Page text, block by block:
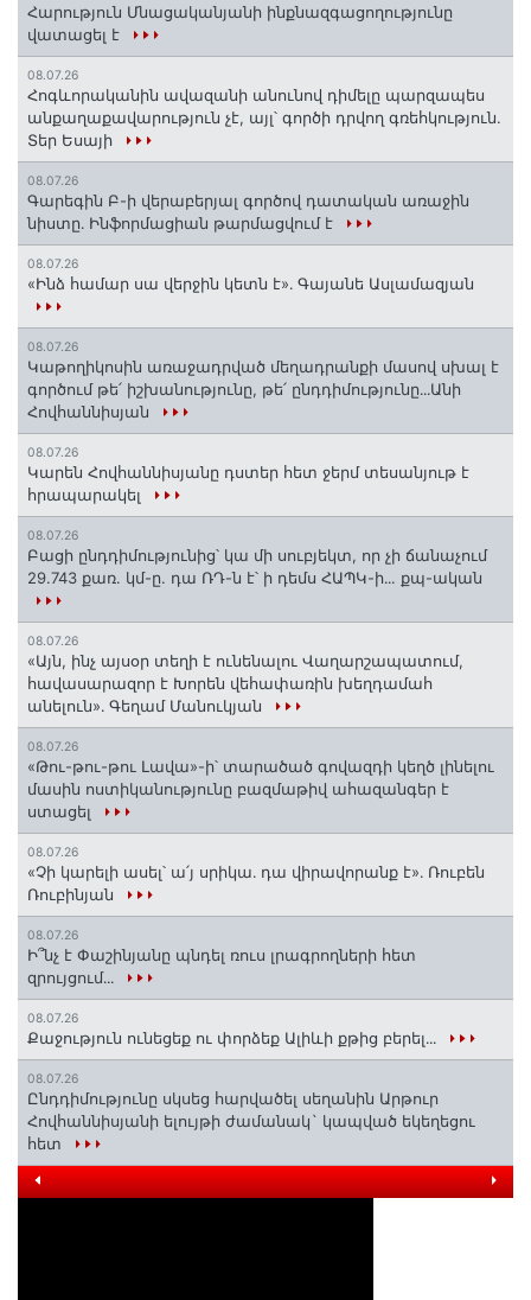
Հարություն Մնացականյանի ինքնազգացողությունը
վատացել է
08.07.26
Հոգևորականին ավազանի անունով դիմելը պարզապես
անքաղաքավարություն չէ, այլ՝ գործի դրվող գռեհկություն.
Տեր Եսայի
08.07.26
Գարեգին Բ-ի վերաբերյալ գործով դատական առաջին
նիստը․ Ինֆորմացիան թարմացվում է
08.07.26
«Ինձ համար սա վերջին կետն է»․ Գայանե Ասլամազյան
08.07.26
Կաթողիկոսին առաջադրված մեղադրանքի մասով սխալ է
գործում թե՛ իշխանությունը, թե՛ ընդդիմությունը․․․Անի
Հովհաննիսյան
08.07.26
Կարեն Հովհաննիսյանը դստեր հետ ջերմ տեսանյութ է
հրապարակել
08.07.26
Բացի ընդդիմությունից՝ կա մի սուբյեկտ, որ չի ճանաչում
29.743 քառ. կմ-ը. դա ՌԴ-ն է՝ ի դեմս ՀԱՊԿ-ի․․. քպ-ական
08.07.26
«Այն, ինչ այսօր տեղի է ունենալու Վաղարշապատում,
հավասարազոր է Խորեն վեհափառին խեղդամահ
անելուն»․ Գեղամ Մանուկյան
08.07.26
«Թու-թու-թու Լավա»-ի՝ տարածած գովազդի կեղծ լինելու
մասին ոստիկանությունը բազմաթիվ ահազանգեր է
ստացել
08.07.26
«Չի կարելի ասել՝ ա՛յ սրիկա․ դա վիրավորանք է»․ Ռուբեն
Ռուբինյան
08.07.26
Ի՞նչ է Փաշինյանը պնդել ռուս լրագրողների հետ
զրույցում․․․
08.07.26
Քաջություն ունեցեք ու փորձեք Ալիևի քթից բերել․․․
08.07.26
Ընդդիմությունը սկսեց հարվածել սեղանին Արթուր
Հովհաննիսյանի ելույթի ժամանակ` կապված եկեղեցու
հետ